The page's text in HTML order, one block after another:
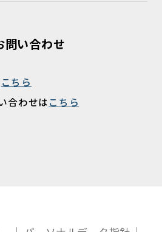
問い合わせ
こちら
合わせはこちら